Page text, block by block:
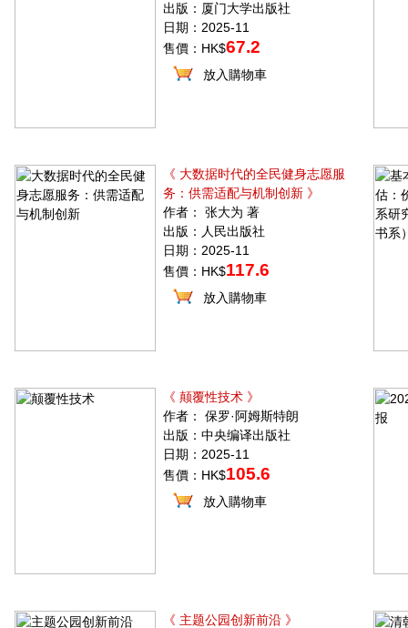
出版：厦门大学出版社
日期：2025-11
售價：HK$67.2
放入購物車
《 大数据时代的全民健身志愿服
务：供需适配与机制创新 》
作者： 张大为 著
出版：人民出版社
日期：2025-11
售價：HK$117.6
放入購物車
《 颠覆性技术 》
作者： 保罗·阿姆斯特朗
出版：中央编译出版社
日期：2025-11
售價：HK$105.6
放入購物車
《 主题公园创新前沿 》